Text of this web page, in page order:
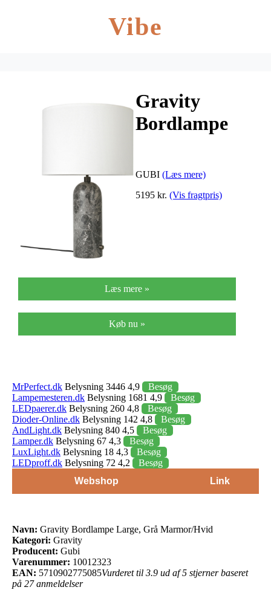
Vibe
Gravity
Bordlampe
Marmor/Hvid
GUBI (Læs mere)
5195 kr. (Vis fragtpris)
Læs mere »
Køb nu »
MrPerfect.dk Belysning 3446 4,9
Besøg
Lampemesteren.dk Belysning 1681 4,9
Besøg
LEDpaerer.dk Belysning 260 4,8
Besøg
Dioder-Online.dk Belysning 142 4,8
Besøg
AndLight.dk Belysning 840 4,5
Besøg
Lamper.dk Belysning 67 4,3
Besøg
LuxLight.dk Belysning 18 4,3
Besøg
LEDproff.dk Belysning 72 4,2
Besøg
Webshop
Link
Navn: Gravity Bordlampe Large, Grå Marmor/Hvid
Kategori: Gravity
Producent: Gubi
Varenummer: 10012323
EAN: 5710902775085Vurderet til 3.9 ud af 5 stjerner baseret
på 27 anmeldelser